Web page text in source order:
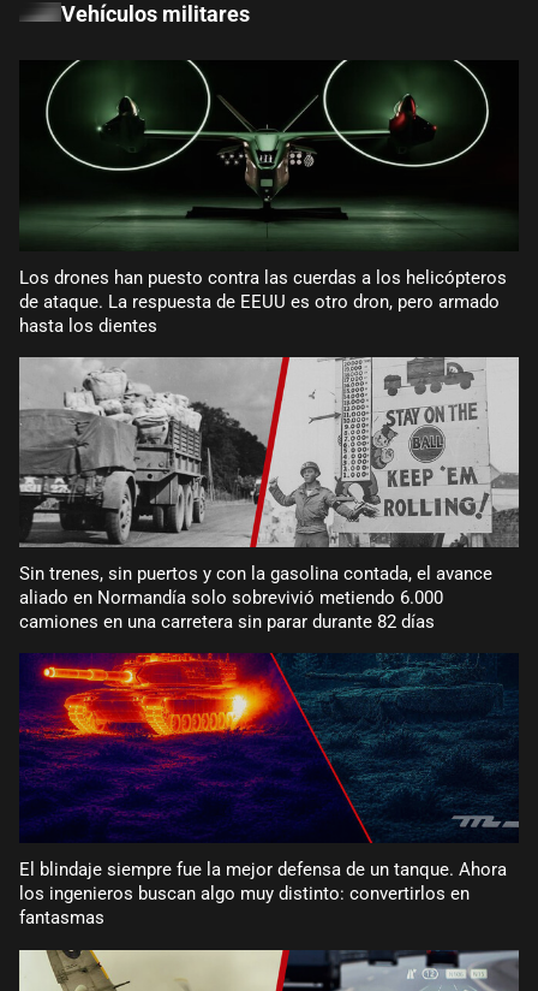
Vehículos militares
Los drones han puesto contra las cuerdas a los helicópteros
de ataque. La respuesta de EEUU es otro dron, pero armado
hasta los dientes
Sin trenes, sin puertos y con la gasolina contada, el avance
aliado en Normandía solo sobrevivió metiendo 6.000
camiones en una carretera sin parar durante 82 días
El blindaje siempre fue la mejor defensa de un tanque. Ahora
los ingenieros buscan algo muy distinto: convertirlos en
fantasmas